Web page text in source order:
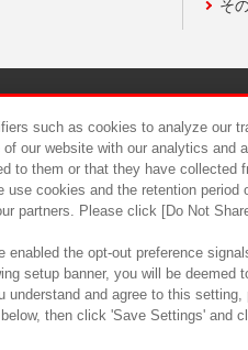
そ
食品のご
such as cookies to analyze our
our website with our analytics and
to them or that they have
use cookies and the retention
partners. Please click [Do Not
enabled the opt-out preference
setup banner, you will be
understand and agree to this
then click 'Save Settings' and